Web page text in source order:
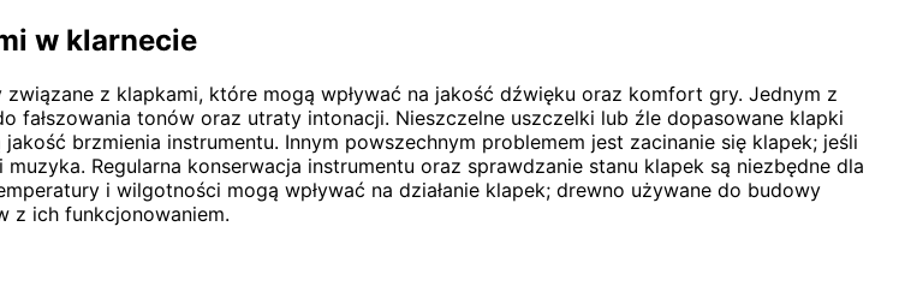
w klarnecie
z klapkami, które mogą wpływać na jakość dźwięku oraz komfort gry. Jednym z
tonów oraz utraty intonacji. Nieszczelne uszczelki lub źle dopasowane klapki
brzmienia instrumentu. Innym powszechnym problemem jest zacinanie się klapek; jeśli
Regularna konserwacja instrumentu oraz sprawdzanie stanu klapek są niezbędne dla
i wilgotności mogą wpływać na działanie klapek; drewno używane do budowy
z ich funkcjonowaniem.